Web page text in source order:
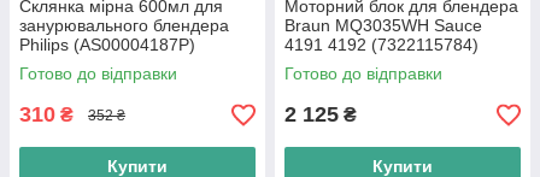
Склянка мірна 600мл для
занурювального блендера
Philips (AS00004187P)
Готово до відправки
310 ₴ 352 ₴
Купити
Моторний блок для блендера
Braun MQ3035WH Sauce
4191 4192 (7322115784)
MQ535 Оригінал 700W
Готово до відправки
2 125 ₴
Купити